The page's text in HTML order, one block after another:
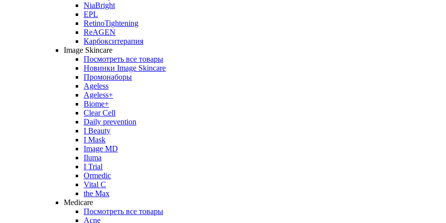
NiaBright
EPL
RetinoTightening
ReAGEN
Карбокситерапия
Image Skincare
Посмотреть все товары
Новинки Image Skincare
Промонаборы
Ageless
Ageless+
Biome+
Clear Cell
Daily prevention
I Beauty
I Mask
Image MD
Iluma
I Trial
Ormedic
Vital C
the Max
Medicare
Посмотреть все товары
Acne